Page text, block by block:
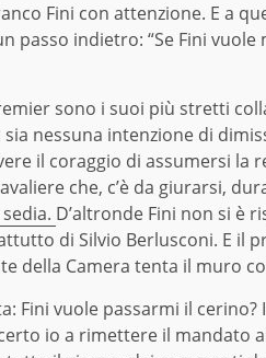
Fini con attenzione. E a
passo indietro: “Se Fini
sono i suoi più stretti
nessuna intenzione di
il coraggio di assumersi
che, c’è da giurarsi,
D’altronde Fini non si è
di Silvio Berlusconi. E il
della Camera tenta il muro
Fini vuole passarmi il
io a rimettere il mandato